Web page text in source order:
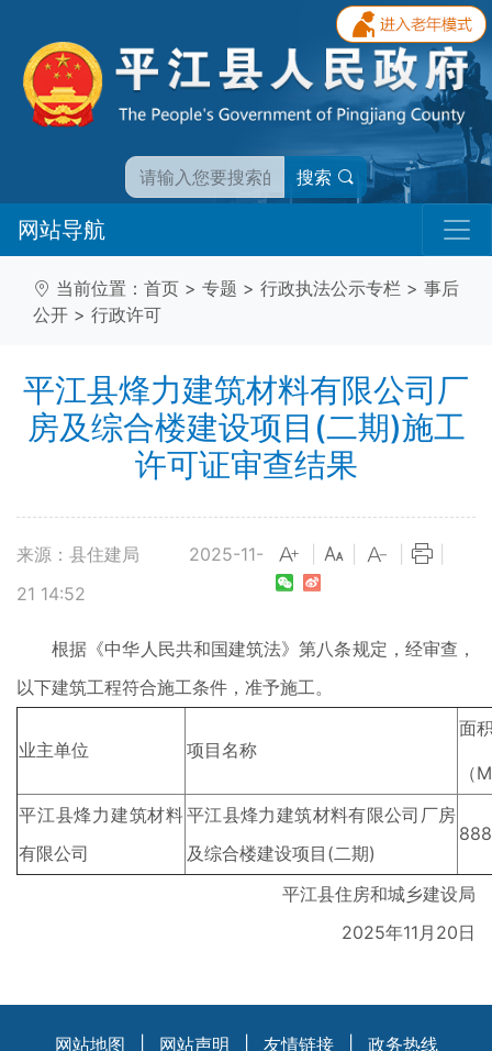
搜索
网站导航
当前位置： 首页 > 专题 > 行政执法公示专栏 > 事后
公开 > 行政许可
平江县烽力建筑材料有限公司厂
房及综合楼建设项目(二期)施工
许可证审查结果
来源：县住建局
2025-11-
21 14:52
根据《中华人民共和国建筑法》第八条规定，经审查，
以下建筑工程符合施工条件，准予施工。
业主单位 项目名称
面
（M
平江县烽力建筑材料
有限公司
平江县烽力建筑材料有限公司厂房
及综合楼建设项目(二期)
平江县住房和城乡建设局
2025年11月20日
网站地图 网站声明 友情链接 政务热线